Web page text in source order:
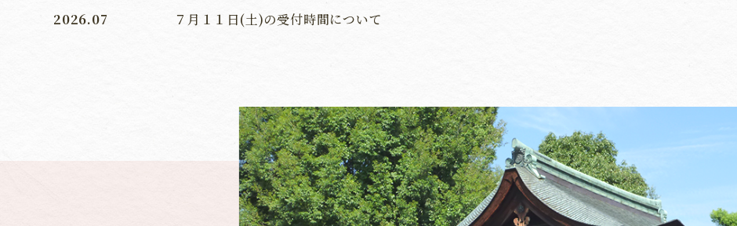
2026.07 ７月１１日(土)の受付時間について